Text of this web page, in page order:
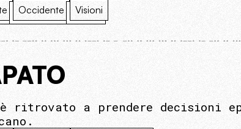
Occidente Visioni
a prendere decisioni